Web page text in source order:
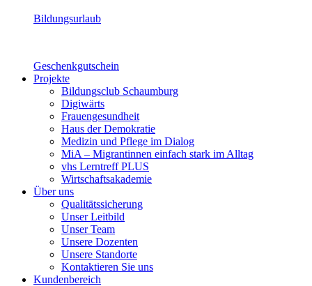
Bildungsurlaub
Geschenkgutschein
Projekte
Bildungsclub Schaumburg
Digiwärts
Frauengesundheit
Haus der Demokratie
Medizin und Pflege im Dialog
MiA – Migrantinnen einfach stark im Alltag
vhs Lerntreff PLUS
Wirtschaftsakademie
Über uns
Qualitätssicherung
Unser Leitbild
Unser Team
Unsere Dozenten
Unsere Standorte
Kontaktieren Sie uns
Kundenbereich